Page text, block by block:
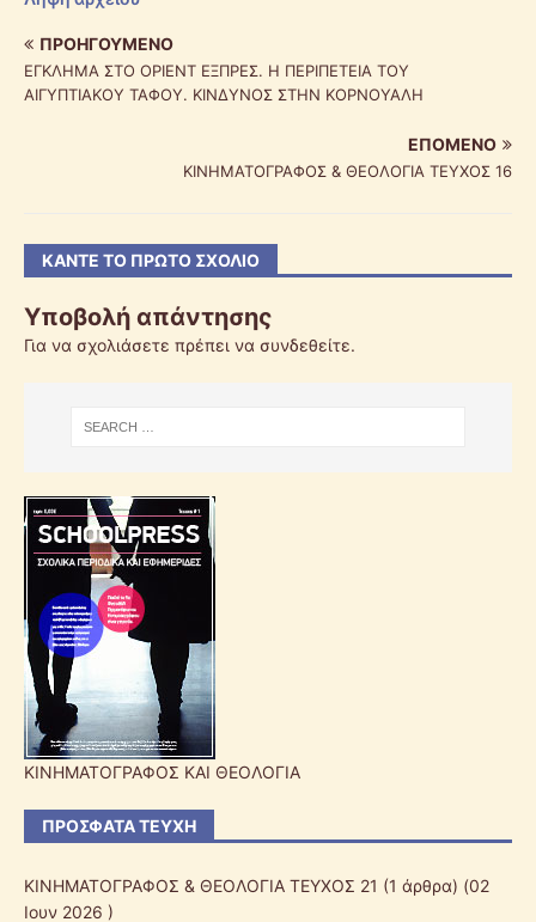
ΠΡΟΗΓΟΎΜΕΝΟ
ΕΓΚΛΗΜΑ ΣΤΟ ΟΡΙΕΝΤ ΕΞΠΡΕΣ. Η ΠΕΡΙΠΕΤΕΙΑ ΤΟΥ
ΑΙΓΥΠΤΙΑΚΟΥ ΤΑΦΟΥ. ΚΙΝΔΥΝΟΣ ΣΤΗΝ ΚΟΡΝΟΥΑΛΗ
ΕΠΌΜΕΝΟ
ΚΙΝΗΜΑΤΟΓΡΑΦΟΣ & ΘΕΟΛΟΓΙΑ ΤΕΥΧΟΣ 16
ΚΆΝΤΕ ΤΟ ΠΡΏΤΟ ΣΧΌΛΙΟ
Υποβολή απάντησης
Για να σχολιάσετε πρέπει να συνδεθείτε.
ΚΙΝΗΜΑΤΟΓΡΑΦΟΣ ΚΑΙ ΘΕΟΛΟΓΙΑ
ΠΡΌΣΦΑΤΑ ΤΕΎΧΗ
ΚΙΝΗΜΑΤΟΓΡΑΦΟΣ & ΘΕΟΛΟΓΙΑ ΤΕΥΧΟΣ 21 (1 άρθρα) (02
Ιουν 2026 )